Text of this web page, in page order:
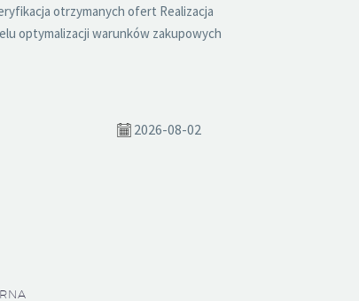
otrzymanych ofert Realizacja
optymalizacji warunków zakupowych
2026-08-02